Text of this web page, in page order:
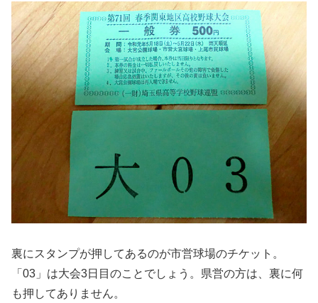
裏にスタンプが押してあるのが市営球場のチケット。
「03」は大会3日目のことでしょう。県営の方は、裏に何
も押してありません。